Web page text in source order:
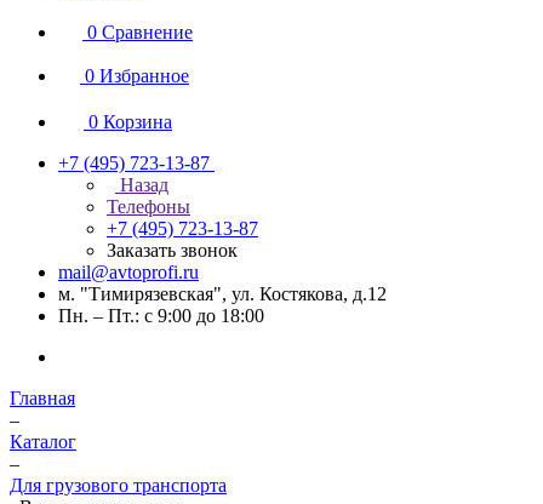
0 Сравнение
0 Избранное
0 Корзина
+7 (495) 723-13-87
Назад
Телефоны
+7 (495) 723-13-87
Заказать звонок
mail@avtoprofi.ru
м. "Тимирязевская", ул. Костякова, д.12
Пн. – Пт.: с 9:00 до 18:00
Главная
–
Каталог
–
Для грузового транспорта